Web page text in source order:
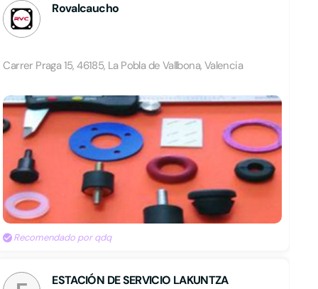
Rovalcaucho
Carrer Praga 15, 46185, La Pobla de Vallbona, Valencia
Recomendado por qdq
ESTACIÓN DE SERVICIO LAKUNTZA